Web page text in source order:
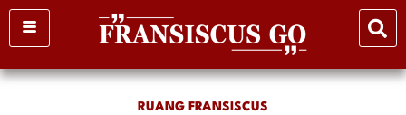
Skip
to
RUANG FRANSISCUS